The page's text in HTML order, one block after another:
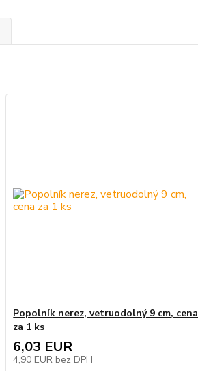
Popolník nerez, vetruodolný 9 cm, cena
za 1 ks
6,03 EUR
4,90 EUR bez DPH